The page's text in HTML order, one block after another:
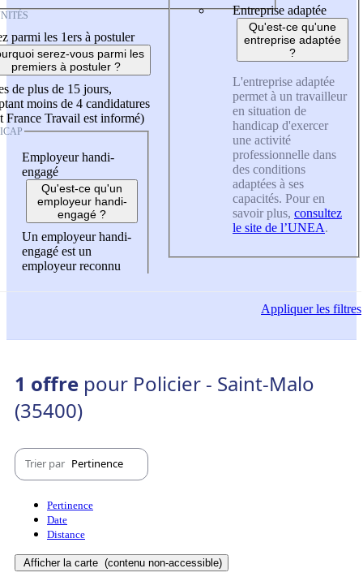
parmi les 1ers à postuler
serez-vous parmi les
premiers à postuler ?
de plus de 15 jours,
moins de 4 candidatures
France Travail est informé)
Employeur handi-
engagé
Qu'est-ce qu'un
employeur handi-
engagé ?
Un employeur handi-
engagé est un
employeur reconnu
Entreprise adaptée
Qu'est-ce qu'une
entreprise adaptée
?
L'entreprise adaptée
permet à un travailleur
en situation de
handicap d'exercer
une activité
professionnelle dans
des conditions
adaptées à ses
capacités. Pour en
savoir plus, consultez
le site de l’UNEA.
Appliquerles filtres
1 offre pour Policier - Saint-Malo
(35400)
Trier par Pertinence
Pertinence
Date
Distance
Afficher la carte (contenu non-accessible)